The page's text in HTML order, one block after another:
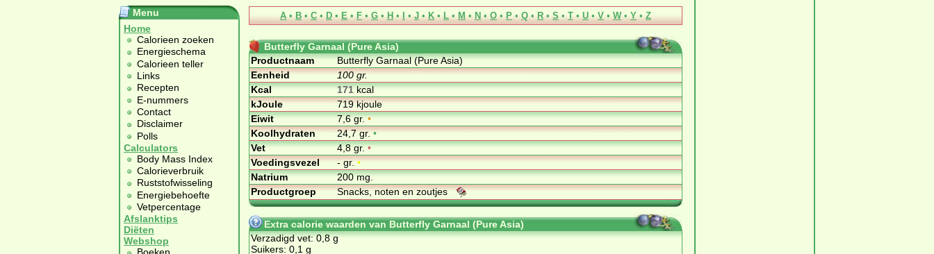
Menu
Home
Calorieen zoeken
Energieschema
Calorieen teller
Links
Recepten
E-nummers
Contact
Disclaimer
Polls
Calculators
Body Mass Index
Calorieverbruik
Ruststofwisseling
Energiebehoefte
Vetpercentage
Afslanktips
Diëten
Webshop
A • B • C • D • E • F • G • H • I • J • K • L • M • N • O • P • Q • R • S • T • U • V • W • Y • Z
Butterfly Garnaal (Pure Asia)
Productnaam
Butterfly Garnaal (Pure Asia)
Eenheid
100 gr.
Kcal
171kcal
kJoule
719 kjoule
Eiwit
7,6 gr.•
Koolhydraten
24,7 gr.•
Vet
4,8 gr.•
Voedingsvezel
- gr.•
Natrium
200 mg.
Productgroep
Snacks, noten en zoutjes
Extra calorie waarden van Butterfly Garnaal (Pure Asia)
Verzadigd vet: 0,8 g
Suikers: 0,1 g